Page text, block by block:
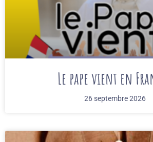
Le pape vient en
26 septembre 2026